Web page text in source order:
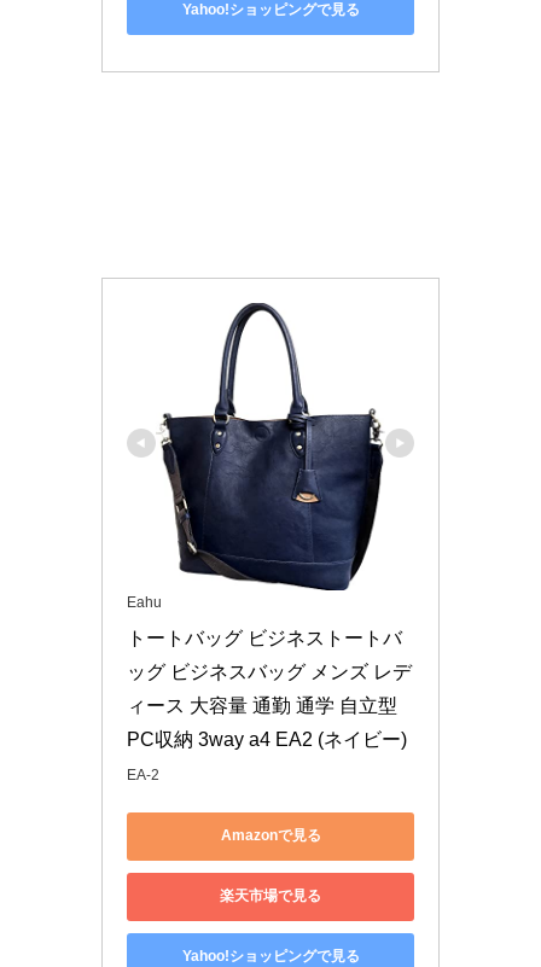
Yahoo!ショッピングで見る
Eahu
トートバッグ ビジネストートバ
ッグ ビジネスバッグ メンズ レデ
ィース 大容量 通勤 通学 自立型
PC収納 3way a4 EA2 (ネイビー)
EA-2
Amazonで見る
楽天市場で見る
Yahoo!ショッピングで見る